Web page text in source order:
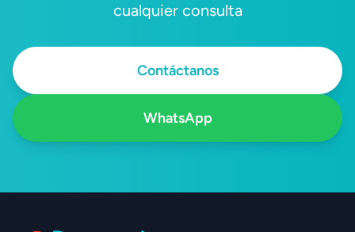
cualquier consulta
Contáctanos
WhatsApp